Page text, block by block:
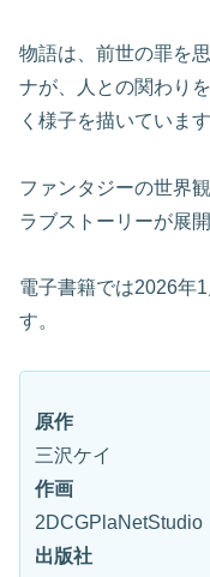
物語は、前世の罪を
ナが、人との関わり
く様子を描いています
ファンタジーの世界
ラブストーリーが展開
電子書籍では2026年
す。
原作
三沢ケイ
作画
2DCGPlaNetStudio
出版社